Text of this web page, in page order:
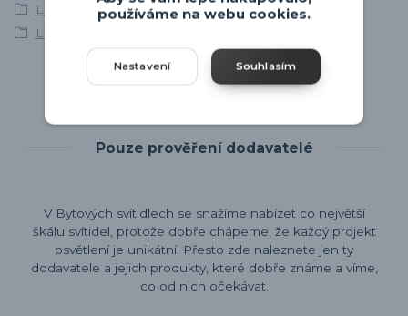
LED stolní lampy
LED stolní lampy
Pouze prověření dodavatelé
V Bytových svítidlech se snažíme nabízet co největší
škálu svítidel, protože dobře chápeme, že každý projekt
osvětlení je unikátní. Přesto zde naleznete jen ty
dodavatele a jejich produkty, které dobře známe a víme,
co od nich očekávat.
používáme na webu cookies.
Nastavení Souhlasím